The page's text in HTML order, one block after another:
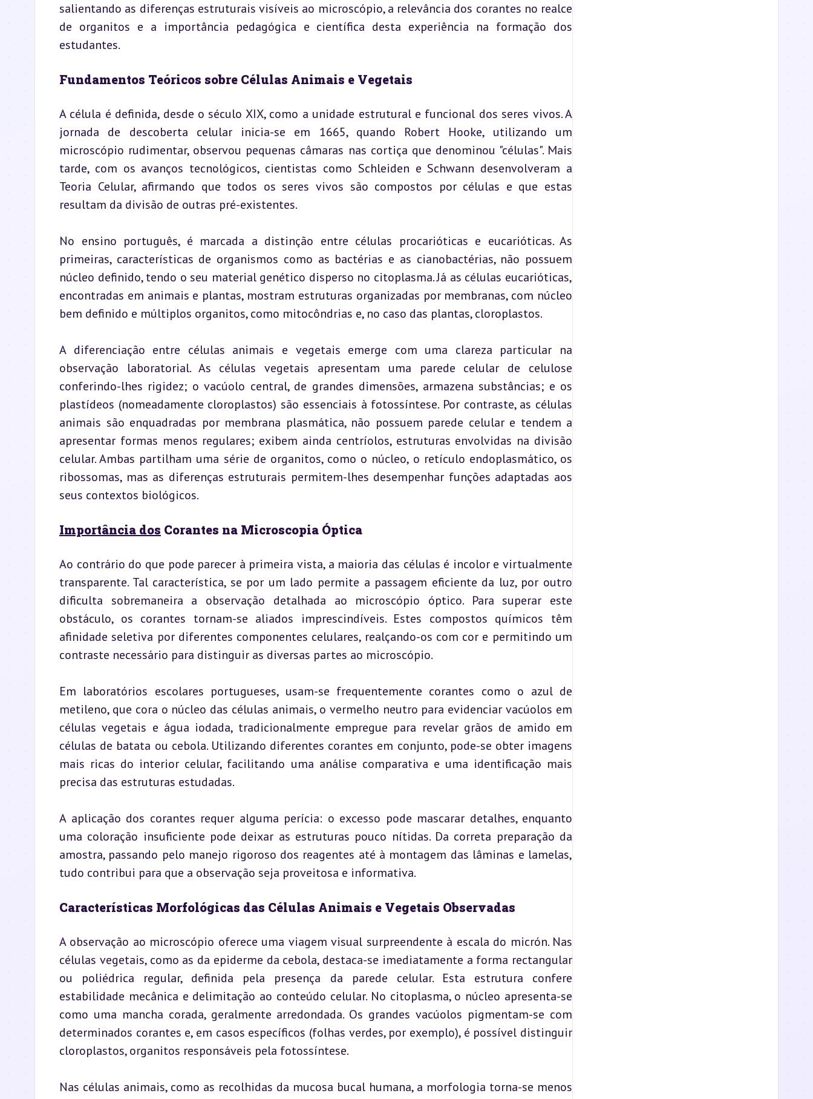
salientando as diferenças estruturais visíveis ao microscópio, a relevância dos corantes no realce
de organitos e a importância pedagógica e científica desta experiência na formação dos
estudantes.
Fundamentos Teóricos sobre Células Animais e Vegetais
A célula é definida, desde o século XIX, como a unidade estrutural e funcional dos seres vivos. A
jornada de descoberta celular inicia-se em 1665, quando Robert Hooke, utilizando um
microscópio rudimentar, observou pequenas câmaras nas cortiça que denominou "células". Mais
tarde, com os avanços tecnológicos, cientistas como Schleiden e Schwann desenvolveram a
Teoria Celular, afirmando que todos os seres vivos são compostos por células e que estas
resultam da divisão de outras pré-existentes.
No ensino português, é marcada a distinção entre células procarióticas e eucarióticas. As
primeiras, características de organismos como as bactérias e as cianobactérias, não possuem
núcleo definido, tendo o seu material genético disperso no citoplasma. Já as células eucarióticas,
encontradas em animais e plantas, mostram estruturas organizadas por membranas, com núcleo
bem definido e múltiplos organitos, como mitocôndrias e, no caso das plantas, cloroplastos.
A diferenciação entre células animais e vegetais emerge com uma clareza particular na
observação laboratorial. As células vegetais apresentam uma parede celular de celulose
conferindo-lhes rigidez; o vacúolo central, de grandes dimensões, armazena substâncias; e os
plastídeos (nomeadamente cloroplastos) são essenciais à fotossíntese. Por contraste, as células
animais são enquadradas por membrana plasmática, não possuem parede celular e tendem a
apresentar formas menos regulares; exibem ainda centríolos, estruturas envolvidas na divisão
celular. Ambas partilham uma série de organitos, como o núcleo, o retículo endoplasmático, os
ribossomas, mas as diferenças estruturais permitem-lhes desempenhar funções adaptadas aos
seus contextos biológicos.
Importância dos Corantes na Microscopia Óptica
Ao contrário do que pode parecer à primeira vista, a maioria das células é incolor e virtualmente
transparente. Tal característica, se por um lado permite a passagem eficiente da luz, por outro
dificulta sobremaneira a observação detalhada ao microscópio óptico. Para superar este
obstáculo, os corantes tornam-se aliados imprescindíveis. Estes compostos químicos têm
afinidade seletiva por diferentes componentes celulares, realçando-os com cor e permitindo um
contraste necessário para distinguir as diversas partes ao microscópio.
Em laboratórios escolares portugueses, usam-se frequentemente corantes como o azul de
metileno, que cora o núcleo das células animais, o vermelho neutro para evidenciar vacúolos em
células vegetais e água iodada, tradicionalmente empregue para revelar grãos de amido em
células de batata ou cebola. Utilizando diferentes corantes em conjunto, pode-se obter imagens
mais ricas do interior celular, facilitando uma análise comparativa e uma identificação mais
precisa das estruturas estudadas.
A aplicação dos corantes requer alguma perícia: o excesso pode mascarar detalhes, enquanto
uma coloração insuficiente pode deixar as estruturas pouco nítidas. Da correta preparação da
amostra, passando pelo manejo rigoroso dos reagentes até à montagem das lâminas e lamelas,
tudo contribui para que a observação seja proveitosa e informativa.
Características Morfológicas das Células Animais e Vegetais Observadas
A observação ao microscópio oferece uma viagem visual surpreendente à escala do micrón. Nas
células vegetais, como as da epiderme da cebola, destaca-se imediatamente a forma rectangular
ou poliédrica regular, definida pela presença da parede celular. Esta estrutura confere
estabilidade mecânica e delimitação ao conteúdo celular. No citoplasma, o núcleo apresenta-se
como uma mancha corada, geralmente arredondada. Os grandes vacúolos pigmentam-se com
determinados corantes e, em casos específicos (folhas verdes, por exemplo), é possível distinguir
cloroplastos, organitos responsáveis pela fotossíntese.
Nas células animais, como as recolhidas da mucosa bucal humana, a morfologia torna-se menos